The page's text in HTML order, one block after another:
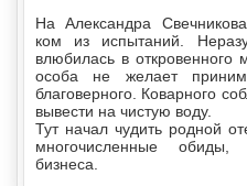
На Александра
ком из испытаний.
влюбилась в
особа не желает
благоверного. Коварного
вывести на чистую воду.
Тут начал чудить родной
многочисленные
бизнеса.